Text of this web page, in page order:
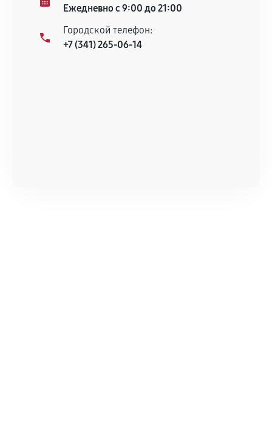
Ежедневно с 9:00 до 21:00
Городской телефон:
+7 (341) 265-06-14